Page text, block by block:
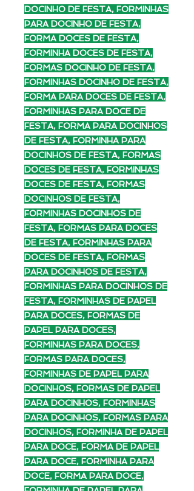
DOCINHO DE FESTA, FORMINHAS
PARA DOCINHO DE FESTA,
FORMA DOCES DE FESTA,
FORMINHA DOCES DE FESTA,
FORMAS DOCINHO DE FESTA,
FORMINHAS DOCINHO DE FESTA,
FORMA PARA DOCES DE FESTA,
FORMINHAS PARA DOCE DE
FESTA, FORMA PARA DOCINHOS
DE FESTA, FORMINHA PARA
DOCINHOS DE FESTA, FORMAS
DOCES DE FESTA, FORMINHAS
DOCES DE FESTA, FORMAS
DOCINHOS DE FESTA,
FORMINHAS DOCINHOS DE
FESTA, FORMAS PARA DOCES
DE FESTA, FORMINHAS PARA
DOCES DE FESTA, FORMAS
PARA DOCINHOS DE FESTA,
FORMINHAS PARA DOCINHOS DE
FESTA, FORMINHAS DE PAPEL
PARA DOCES, FORMAS DE
PAPEL PARA DOCES,
FORMINHAS PARA DOCES,
FORMAS PARA DOCES,
FORMINHAS DE PAPEL PARA
DOCINHOS, FORMAS DE PAPEL
PARA DOCINHOS, FORMINHAS
PARA DOCINHOS, FORMAS PARA
DOCINHOS, FORMINHA DE PAPEL
PARA DOCE, FORMA DE PAPEL
PARA DOCE, FORMINHA PARA
DOCE, FORMA PARA DOCE,